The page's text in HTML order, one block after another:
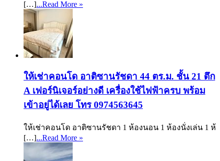
[…]...Read More »
ให้เช่าคอนโด อาติซานรัชดา 44 ตร.ม. ชั้น 21 ตึก
A เฟอร์นิเจอร์อย่างดี เครื่องใช้ไฟฟ้าครบ พร้อม
เข้าอยู่ได้เลย โทร 0974563645
ให้เช่าคอนโด อาติซานรัชดา 1 ห้องนอน 1 ห้องนั่งเล่น 1 ห้
[…]...Read More »